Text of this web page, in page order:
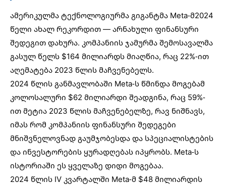
ამერიკულმა ტექნოლოგიურმა გიგანტმა Meta-მ2024
წელი ახალ რეკორდით — არნახული ფინანსური
შედეგით დახურა. კომპანიის ჯამურმა შემოსავალმა
გასულ წელს $164 მილიარდს მიაღწია, რაც 22%-ით
აღემატება 2023 წლის მაჩვენებელს.
2024 წლის განმავლობაში Meta-ს წმინდა მოგებამ
კოლოსალური $62 მილიარდი შეადგინა, რაც 59%-
ით მეტია 2023 წლის მაჩვენებელზე, რავ ნიშნავს,
იმას რომ კომპანიის ფინანსური შედეგები
მნიშვნელოვნად გაუმჯობესდა და სპეციალისტების
და ინვესტორების ყურადღებას იპყრობს. Meta-ს
ისტორიაში ეს ყველაზე დიდი მოგებაა.
2024 წლის IV კვარტალში Meta-მ $48 მილიარდის